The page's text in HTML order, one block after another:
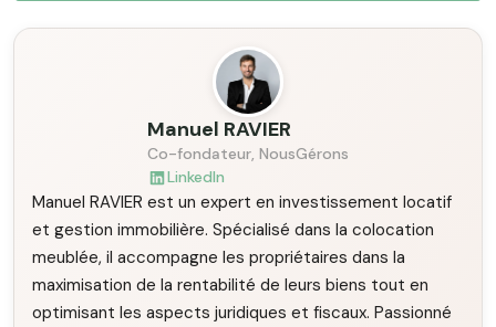
Manuel RAVIER
Co-fondateur, NousGérons
LinkedIn
Manuel RAVIER est un expert en investissement locatif
et gestion immobilière. Spécialisé dans la colocation
meublée, il accompagne les propriétaires dans la
maximisation de la rentabilité de leurs biens tout en
optimisant les aspects juridiques et fiscaux. Passionné